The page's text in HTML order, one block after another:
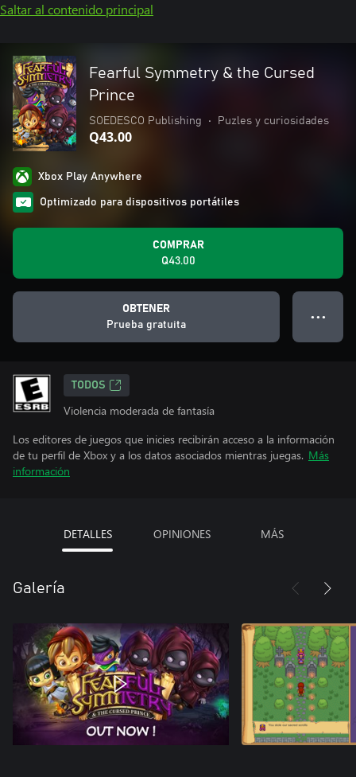
Saltar al contenido principal
Fearful Symmetry & the Cursed
Prince
SOEDESCO Publishing • Puzles y curiosidades
Q43.00
Xbox Play Anywhere
Optimizado para dispositivos portátiles
COMPRAR
Q43.00
OBTENER
Prueba gratuita
● ● ●
TODOS
Violencia moderada de fantasía
Los editores de juegos que inicies recibirán acceso a la información
de tu perfil de Xbox y a los datos asociados mientras juegas. Más
información
DETALLES OPINIONES MÁS
Galería